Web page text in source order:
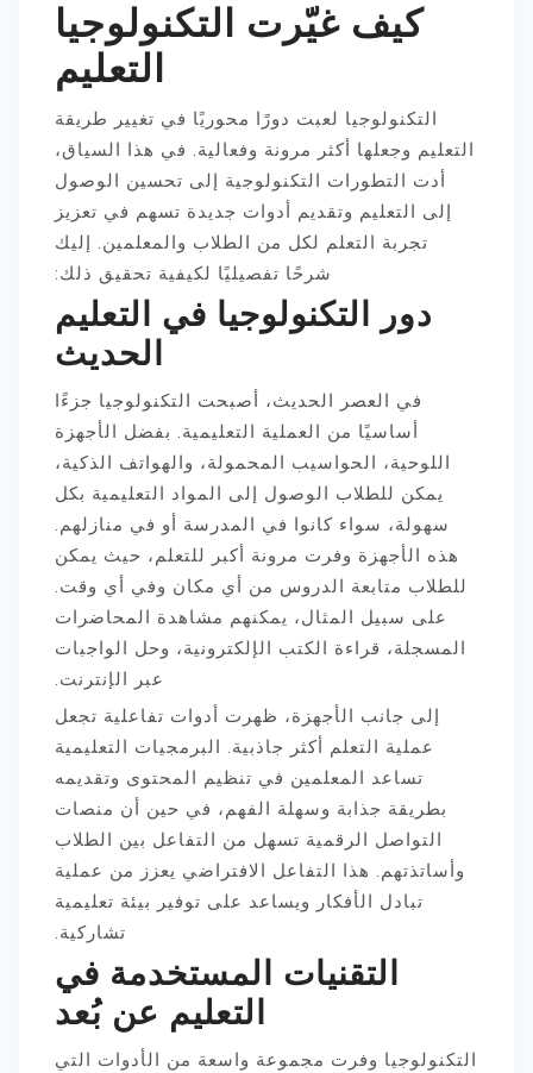
كيف غيّرت التكنولوجيا
التعليم
التكنولوجيا لعبت دورًا محوريًا في تغيير طريقة
التعليم وجعلها أكثر مرونة وفعالية. في هذا السياق،
أدت التطورات التكنولوجية إلى تحسين الوصول
إلى التعليم وتقديم أدوات جديدة تسهم في تعزيز
تجربة التعلم لكل من الطلاب والمعلمين. إليك
شرحًا تفصيليًا لكيفية تحقيق ذلك:
دور التكنولوجيا في التعليم
الحديث
في العصر الحديث، أصبحت التكنولوجيا جزءًا
أساسيًا من العملية التعليمية. بفضل الأجهزة
اللوحية، الحواسيب المحمولة، والهواتف الذكية،
يمكن للطلاب الوصول إلى المواد التعليمية بكل
سهولة، سواء كانوا في المدرسة أو في منازلهم.
هذه الأجهزة وفرت مرونة أكبر للتعلم، حيث يمكن
للطلاب متابعة الدروس من أي مكان وفي أي وقت.
على سبيل المثال، يمكنهم مشاهدة المحاضرات
المسجلة، قراءة الكتب الإلكترونية، وحل الواجبات
عبر الإنترنت.
إلى جانب الأجهزة، ظهرت أدوات تفاعلية تجعل
عملية التعلم أكثر جاذبية. البرمجيات التعليمية
تساعد المعلمين في تنظيم المحتوى وتقديمه
بطريقة جذابة وسهلة الفهم، في حين أن منصات
التواصل الرقمية تسهل من التفاعل بين الطلاب
وأساتذتهم. هذا التفاعل الافتراضي يعزز من عملية
تبادل الأفكار ويساعد على توفير بيئة تعليمية
تشاركية.
التقنيات المستخدمة في
التعليم عن بُعد
التكنولوجيا وفرت مجموعة واسعة من الأدوات التي